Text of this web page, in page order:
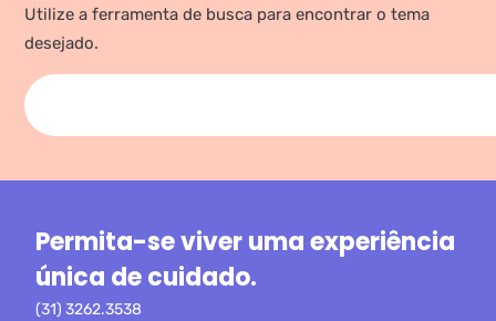
Utilize a ferramenta de busca para encontrar o tema
desejado.
Permita-se viver uma experiência
única de cuidado.
(31) 3262.3538